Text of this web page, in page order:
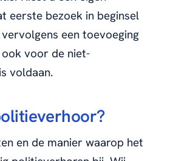
eerste bezoek in beginsel
een toevoeging
voor de niet-
voldaan.
en de manier waarop het